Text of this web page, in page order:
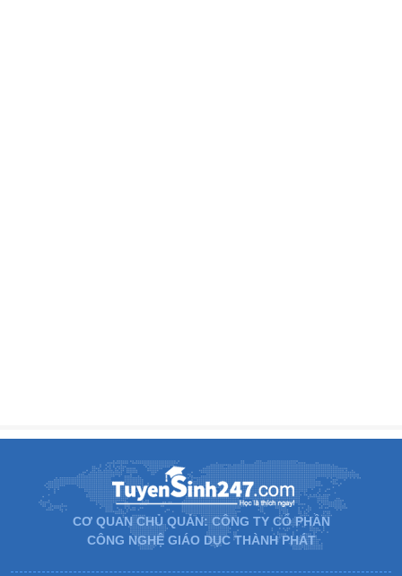
CƠ QUAN CHỦ QUẢN: CÔNG TY CỔ PHẦN
CÔNG NGHỆ GIÁO DỤC THÀNH PHÁT